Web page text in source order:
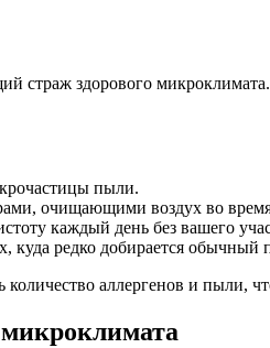
страж здорового
пыли.
очищающими воздух во
каждый день без вашего
куда редко добирается обычный
аллергенов и пыли,